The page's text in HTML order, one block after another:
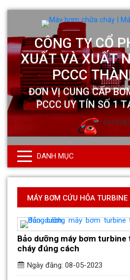
DANH MỤC
MÁY BƠM CỨU HỎA TURBINE
Bảo dưỡng máy bơm
cháy đúng cách
Ngày đăng: 08-05-2023